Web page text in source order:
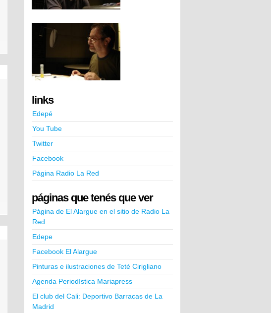
links
Edepé
You Tube
Twitter
Facebook
Página Radio La Red
páginas que tenés que ver
Página de El Alargue en el sitio de Radio La
Red
Edepe
Facebook El Alargue
Pinturas e ilustraciones de Teté Cirigliano
Agenda Periodística Mariapress
El club del Cali: Deportivo Barracas de La
Madrid